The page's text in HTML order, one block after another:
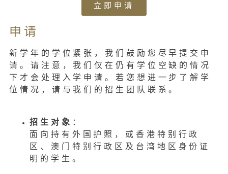
立即申请
申请
新学年的学位紧张，我们鼓励您尽早提交申
请。请注意，我们仅在仍有学位空缺的情况
下才会处理入学申请。若您想进一步了解学
位情况，请与我们的招生团队联系。
招生对象 ：
面向持有外国护照，或香港特别行政
区、澳门特别行政区及台湾地区身份证
明的学生。